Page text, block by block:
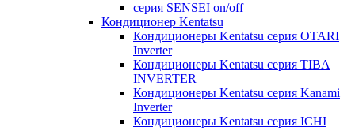
серия SENSEI on/off
Кондиционер Kentatsu
Кондиционеры Kentatsu серия OTARI
Inverter
Кондиционеры Kentatsu серия TIBA
INVERTER
Кондиционеры Kentatsu серия Kanami
Inverter
Кондиционеры Kentatsu серия ICHI